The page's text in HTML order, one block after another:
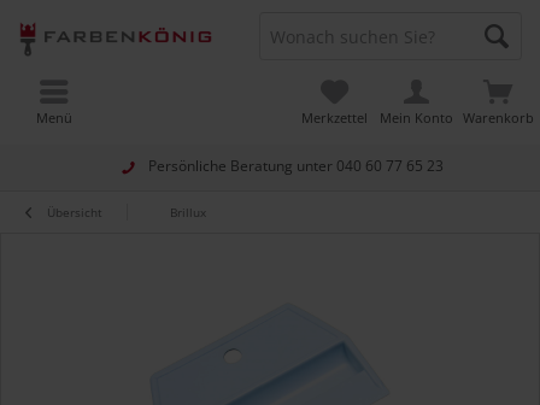
Persönliche Beratung unter 040 60 77 65 23
Warenkorb
Merkzettel Mein Konto
Menü
Übersicht Brillux